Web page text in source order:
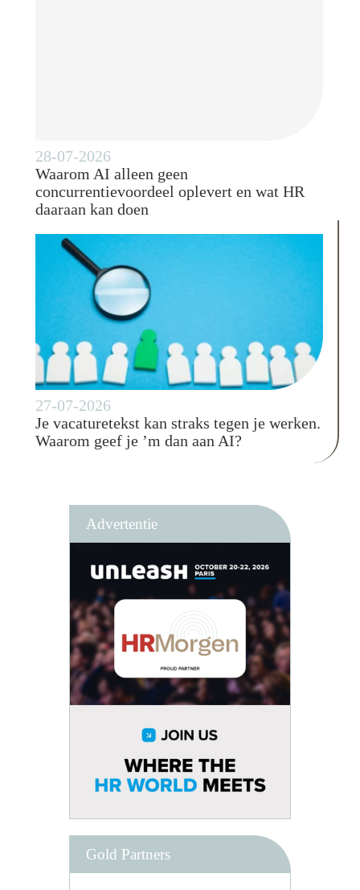
28-07-2026
Waarom AI alleen geen
concurrentievoordeel oplevert en wat HR
daaraan kan doen
27-07-2026
Je vacaturetekst kan straks tegen je werken.
Waarom geef je ’m dan aan AI?
Advertentie
Gold Partners